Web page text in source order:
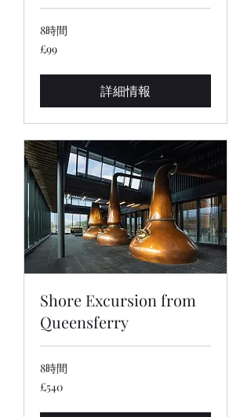
8時間
99
英
ポ
£99
詳細情報
Shore Excursion from
Queensferry
8時間
540
英
ポ
£540